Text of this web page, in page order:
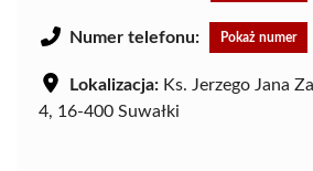
Numer telefonu: Pokaż numer
Lokalizacja: Ks. Jerzego Jana
4, 16-400 Suwałki